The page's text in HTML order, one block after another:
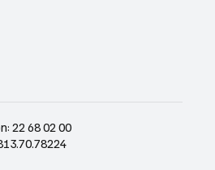
22 68 02 00